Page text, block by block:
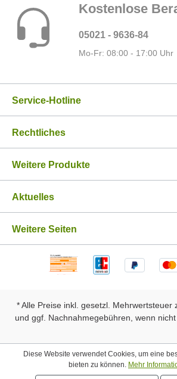
Kostenlose
05021 - 9636-84
Mo-Fr: 08:00 - 17:00 Uhr
Service-Hotline
Rechtliches
Weitere Produkte
Aktuelles
Weitere Seiten
* Alle Preise inkl. gesetzl. Mehrwertsteuer
und ggf. Nachnahmegebühren, wenn
Diese Website verwendet Cookies, um eine
bieten zu können. Mehr